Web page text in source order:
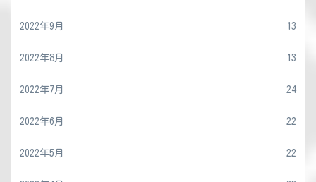
2022年9月 13
2022年8月 13
2022年7月 24
2022年6月 22
2022年5月 22